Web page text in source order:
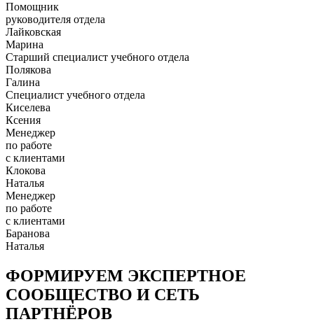
Помощник
руководителя отдела
Лайковская
Марина
Старший специалист учебного отдела
Полякова
Галина
Специалист учебного отдела
Киселева
Ксения
Менеджер
по работе
с клиентами
Клокова
Наталья
Менеджер
по работе
с клиентами
Баранова
Наталья
ФОРМИРУЕМ ЭКСПЕРТНОЕ
СООБЩЕСТВО И СЕТЬ
ПАРТНЁРОВ